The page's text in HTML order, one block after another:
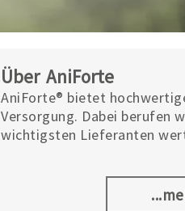
Über AniForte
AniForte® bietet
Versorgung. Dabei berufen
wichtigsten Lieferanten